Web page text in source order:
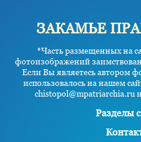
ЗАКАМЬЕ
*Часть размещенных на
фотоизображений
Если Вы являетесь автором
использовалось на нашем
chistopol@mpatriarchia.ru
Разделы